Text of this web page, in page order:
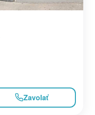
Zavolať